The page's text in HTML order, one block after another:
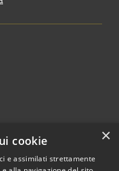
×
cookie
e assimilati strettamente